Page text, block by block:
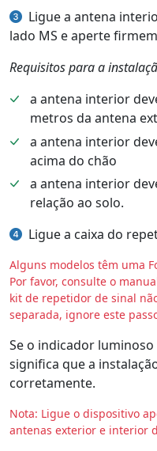
Ligue a antena
lado MS e aperte
Requisitos para a
a antena interior
metros da antena
a antena interior
acima do chão
a antena interior
relação ao solo.
Ligue a caixa do
Alguns modelos têm uma
Por favor, consulte o
kit de repetidor de sinal
separada, ignore este
Se o indicador
significa que a
corretamente.
Nota: Ligue o dispositivo
antenas exterior e interior